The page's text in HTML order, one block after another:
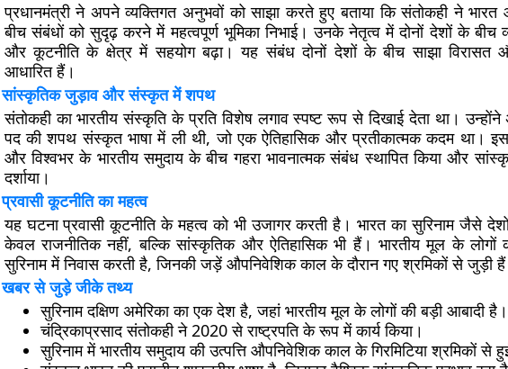
प्रधानमंत्री ने अपने व्यक्तिगत अनुभवों को साझा करते हुए बताया कि संतोकही ने
बीच संबंधों को सुदृढ़ करने में महत्वपूर्ण भूमिका निभाई। उनके नेतृत्व में दोनों देशों के बीच
और कूटनीति के क्षेत्र में सहयोग बढ़ा। यह संबंध दोनों देशों के बीच साझा विरासत
आधारित हैं।
सांस्कृतिक जुड़ाव और संस्कृत में शपथ
संतोकही का भारतीय संस्कृति के प्रति विशेष लगाव स्पष्ट रूप से दिखाई देता था। उन्होंने
पद की शपथ संस्कृत भाषा में ली थी, जो एक ऐतिहासिक और प्रतीकात्मक कदम था।
और विश्वभर के भारतीय समुदाय के बीच गहरा भावनात्मक संबंध स्थापित किया और
दर्शाया।
प्रवासी कूटनीति का महत्व
यह घटना प्रवासी कूटनीति के महत्व को भी उजागर करती है। भारत का सुरिनाम जैसे
केवल राजनीतिक नहीं, बल्कि सांस्कृतिक और ऐतिहासिक भी हैं। भारतीय मूल के लोगों
सुरिनाम में निवास करती है, जिनकी जड़ें औपनिवेशिक काल के दौरान गए श्रमिकों से जुड़ी
खबर से जुड़े जीके तथ्य
सुरिनाम दक्षिण अमेरिका का एक देश है, जहां भारतीय मूल के लोगों की बड़ी आबादी है।
चंद्रिकाप्रसाद संतोकही ने 2020 से राष्ट्रपति के रूप में कार्य किया।
सुरिनाम में भारतीय समुदाय की उत्पत्ति औपनिवेशिक काल के गिरमिटिया श्रमिकों से